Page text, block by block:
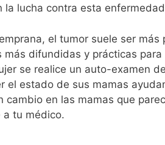
lucha contra esta
el tumor suele ser
difundidas y prácticas
se realice un auto-examen
el estado de sus mamas
cambio en las mamas que
a tu médico.